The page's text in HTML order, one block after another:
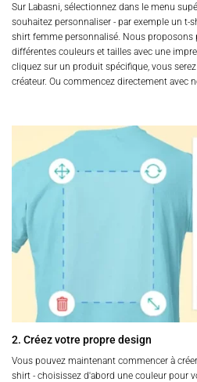
Sur Labasni, sélectionnez dans le menu
souhaitez personnaliser - par exemple un
shirt femme personnalisé. Nous proposons
différentes couleurs et tailles avec une
cliquez sur un produit spécifique, vous
créateur. Ou commencez directement avec
2. Créez votre propre design
Vous pouvez maintenant commencer à
shirt - choisissez d'abord une couleur pour